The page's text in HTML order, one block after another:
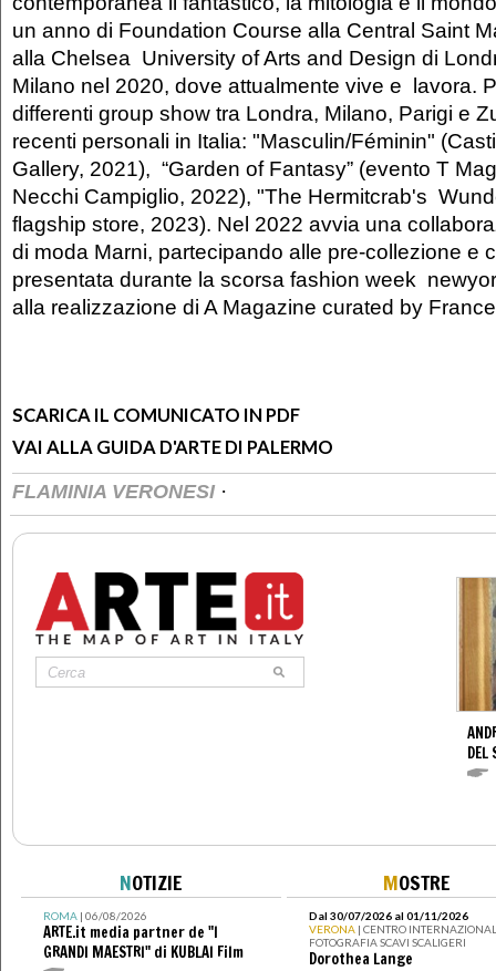
un anno di Foundation Course alla Central Saint
alla Chelsea University of Arts and Design di
Milano nel 2020, dove attualmente vive e lavora.
differenti group show tra Londra, Milano, Parigi e
recenti personali in Italia: "Masculin/Féminin"
Gallery, 2021), “Garden of Fantasy” (evento T
Necchi Campiglio, 2022), "The Hermitcrab's
flagship store, 2023). Nel 2022 avvia una
di moda Marni, partecipando alle pre-collezione e
presentata durante la scorsa fashion week
alla realizzazione di A Magazine curated by
SCARICA IL COMUNICATO IN PDF
VAI ALLA GUIDA D'ARTE DI PALERMO
FLAMINIA VERONESI ·
DEL
NOTIZIE
ROMA| 06/08/2026
ARTE.it media partner de "I
GRANDI MAESTRI" di KUBLAI Film
MOSTRE
Dal 30/07/2026 al 01/11/2026
VERONA | CENTRO
FOTOGRAFIA SCAVI SCALIGERI
Dorothea Lange